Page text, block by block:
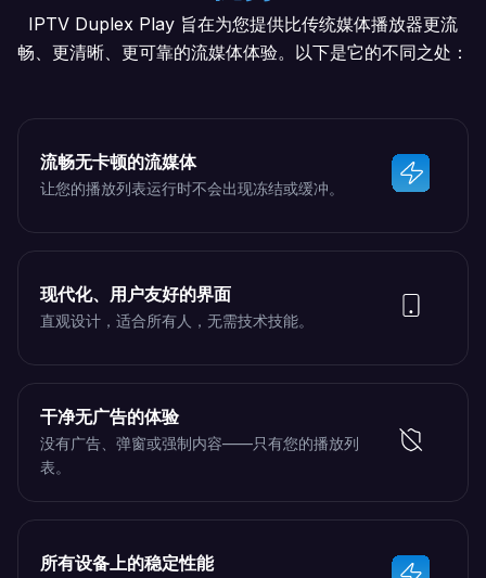
IPTV Duplex Play 旨在为您提供比传统媒体播放器更流
畅、更清晰、更可靠的流媒体体验。以下是它的不同之处：
流畅无卡顿的流媒体
让您的播放列表运行时不会出现冻结或缓冲。
现代化、用户友好的界面
直观设计，适合所有人，无需技术技能。
干净无广告的体验
没有广告、弹窗或强制内容——只有您的播放列
表。
所有设备上的稳定性能